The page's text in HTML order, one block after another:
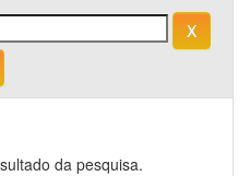
da pesquisa.